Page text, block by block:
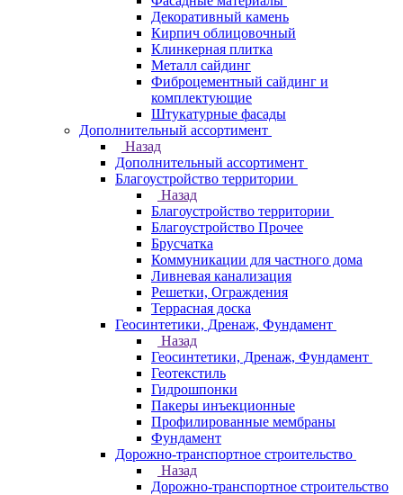
Декоративный камень
Кирпич облицовочный
Клинкерная плитка
Металл сайдинг
Фиброцементный сайдинг и
комплектующие
Штукатурные фасады
Дополнительный ассортимент
Назад
Дополнительный ассортимент
Благоустройство территории
Назад
Благоустройство территории
Благоустройство Прочее
Брусчатка
Коммуникации для частного дома
Ливневая канализация
Решетки, Ограждения
Террасная доска
Геосинтетики, Дренаж, Фундамент
Назад
Геосинтетики, Дренаж, Фундамент
Геотекстиль
Гидрошпонки
Пакеры инъекционные
Профилированные мембраны
Фундамент
Дорожно-транспортное строительство
Назад
Дорожно-транспортное строительство